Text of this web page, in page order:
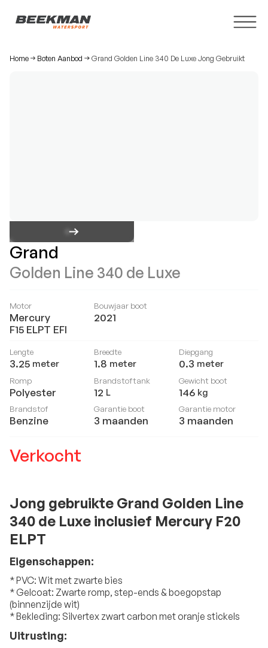
Home Boten Aanbod Grand Golden Line 340 De Luxe Jong Gebruikt
Grand
Golden Line 340 de Luxe
Motor
Mercury
F15 ELPT EFI
Bouwjaar boot
2021
Lengte
3.25 meter
Breedte
1.8 meter
Diepgang
0.3 meter
Romp
Polyester
Brandstoftank
12 L
Gewicht boot
146 kg
Brandstof
Benzine
Garantie boot
3 maanden
Garantie motor
3 maanden
Verkocht
Jong gebruikte Grand Golden Line
340 de Luxe inclusief Mercury F20
ELPT
Eigenschappen:
* PVC: Wit met zwarte bies
* Gelcoat: Zwarte romp, step-ends & boegopstap
(binnenzijde wit)
* Bekleding: Silvertex zwart carbon met oranje stickels
Uitrusting: